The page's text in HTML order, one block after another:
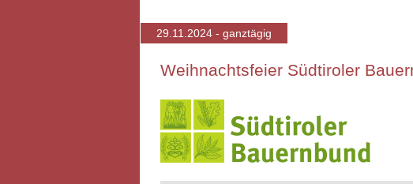
29.11.2024 - ganztägig
Weihnachtsfeier Südtiroler